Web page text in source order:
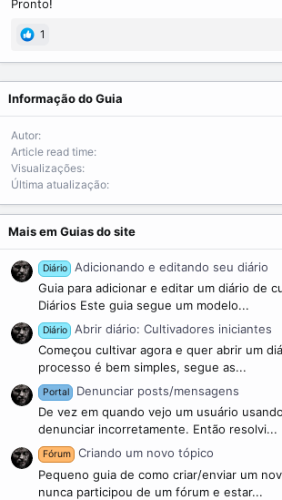
Pronto!
1
Informação do Guia
Autor
Article read time
Visualizações
Última atualização
Mais em Guias do site
Diário
Adicionando e editando seu diário
Guia para adicionar e editar um diário de
Diários Este guia segue um modelo...
Diário
Abrir diário: Cultivadores iniciantes
Começou cultivar agora e quer abrir um
processo é bem simples, segue as...
Portal
Denunciar posts/mensagens
De vez em quando vejo um usuário
denunciar incorretamente. Então resolvi...
Fórum
Criando um novo tópico
Pequeno guia de como criar/enviar um
nunca participou de um fórum e estar...